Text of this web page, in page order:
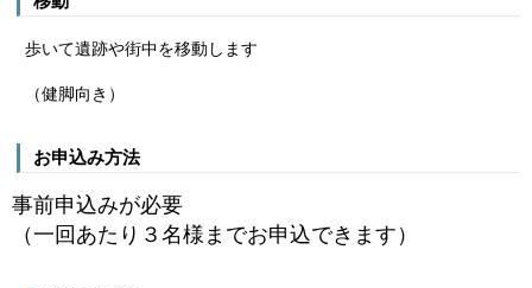
歩いて遺跡や街中を移動します
（健脚向き）
お申込み方法
事前申込みが必要
（一回あたり３名様までお申込できます）